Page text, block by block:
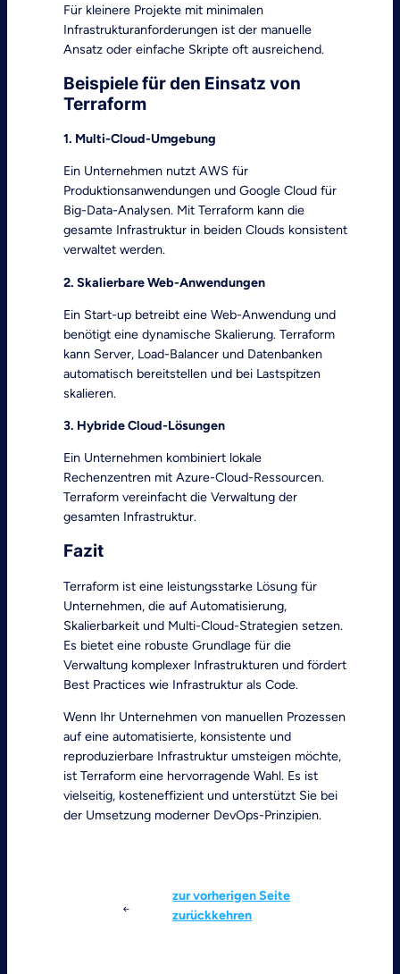
Für kleinere Projekte mit minimalen
Infrastrukturanforderungen ist der manuelle
Ansatz oder einfache Skripte oft ausreichend.
Beispiele für den Einsatz von
Terraform
1. Multi-Cloud-Umgebung
Ein Unternehmen nutzt AWS für
Produktionsanwendungen und Google Cloud für
Big-Data-Analysen. Mit Terraform kann die
gesamte Infrastruktur in beiden Clouds konsistent
verwaltet werden.
2. Skalierbare Web-Anwendungen
Ein Start-up betreibt eine Web-Anwendung und
benötigt eine dynamische Skalierung. Terraform
kann Server, Load-Balancer und Datenbanken
automatisch bereitstellen und bei Lastspitzen
skalieren.
3. Hybride Cloud-Lösungen
Ein Unternehmen kombiniert lokale
Rechenzentren mit Azure-Cloud-Ressourcen.
Terraform vereinfacht die Verwaltung der
gesamten Infrastruktur.
Fazit
Terraform ist eine leistungsstarke Lösung für
Unternehmen, die auf Automatisierung,
Skalierbarkeit und Multi-Cloud-Strategien setzen.
Es bietet eine robuste Grundlage für die
Verwaltung komplexer Infrastrukturen und fördert
Best Practices wie Infrastruktur als Code.
Wenn Ihr Unternehmen von manuellen Prozessen
auf eine automatisierte, konsistente und
reproduzierbare Infrastruktur umsteigen möchte,
ist Terraform eine hervorragende Wahl. Es ist
vielseitig, kosteneffizient und unterstützt Sie bei
der Umsetzung moderner DevOps-Prinzipien.
zur vorherigen Seite
zurückkehren